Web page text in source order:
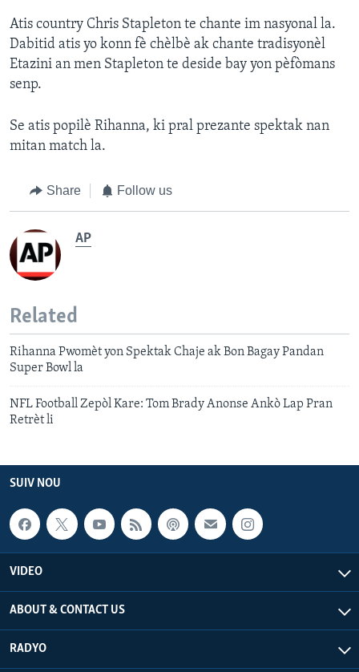
Atis country Chris Stapleton te chante im nasyonal la.
Dabitid atis yo konn fè chèlbè ak chante tradisyonèl
Etazini an men Stapleton te deside bay yon pèfòmans
senp.
Se atis popilè Rihanna, ki pral prezante spektak nan
mitan match la.
Share Follow us
AP
Related
Rihanna Pwomèt yon Spektak Chaje ak Bon Bagay Pandan
Super Bowl la
NFL Football Zepòl Kare: Tom Brady Anonse Ankò Lap Pran
Retrèt li
SUIV NOU
VIDEO
ABOUT & CONTACT US
RADYO